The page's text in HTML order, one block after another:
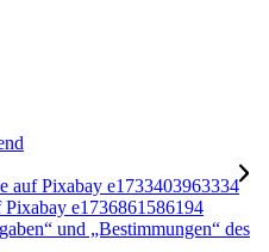
und „Bestimmungen“ des